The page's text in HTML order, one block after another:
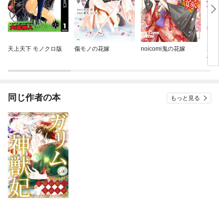
天上天下 モノクロ版 傷モノの花嫁 noicomi鬼の花嫁
乙
俺♂
同じ作者の本 もっと見る